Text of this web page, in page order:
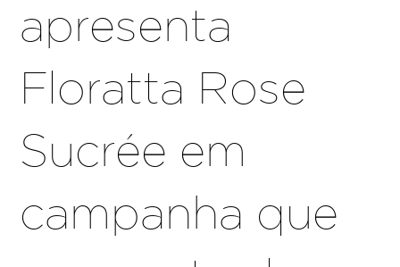
apresenta
Floratta Rose
Sucrée em
campanha que